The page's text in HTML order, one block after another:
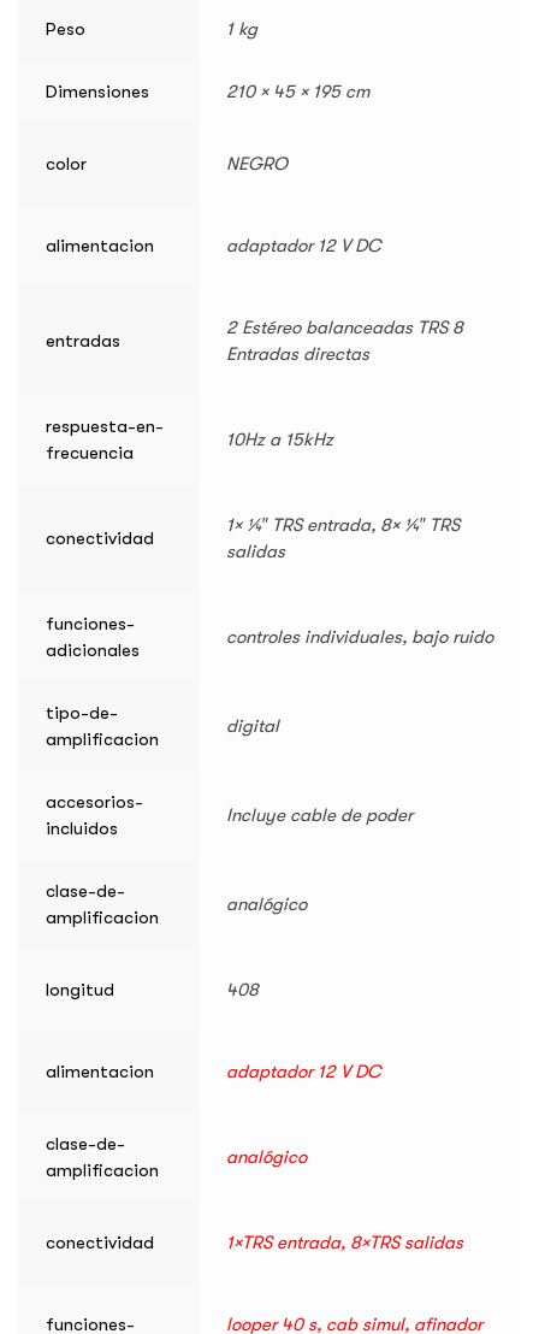
Peso 1 kg
Dimensiones 210 × 45 × 195 cm
color NEGRO
alimentacion adaptador 12 V DC
entradas
2 Estéreo balanceadas TRS 8
Entradas directas
respuesta-en-
frecuencia
10Hz a 15kHz
conectividad
1× ¼″ TRS entrada, 8× ¼″ TRS
salidas
funciones-
adicionales
controles individuales, bajo ruido
tipo-de-
amplificacion
digital
accesorios-
incluidos
Incluye cable de poder
clase-de-
amplificacion
analógico
longitud 408
alimentacion adaptador 12 V DC
clase-de-
amplificacion
analógico
conectividad 1×TRS entrada, 8×TRS salidas
funciones-
looper 40 s, cab simul, afinador